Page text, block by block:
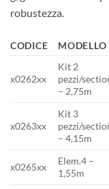
robustezza.
CODICE MODELLO
x0262xx
Kit 2
pezzi/
– 2,75m
x0263xx
Kit 3
pezzi/
– 4,15m
x0265xx
Elem.4 –
1,55m